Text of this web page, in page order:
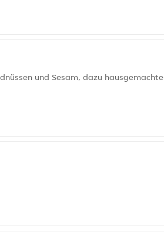
und Sesam, dazu hausgemachte